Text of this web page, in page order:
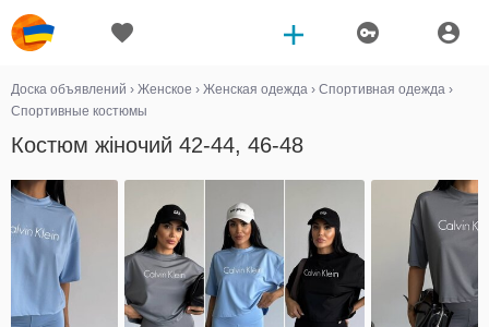
Доска объявлений › Женское › Женская одежда › Спортивная одежда ›
Спортивные костюмы
Костюм жіночий 42-44, 46-48